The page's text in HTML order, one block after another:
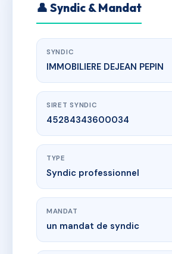
👤 Syndic & Mandat
SYNDIC
IMMOBILIERE DEJEAN PEPIN
SIRET SYNDIC
45284343600034
TYPE
Syndic professionnel
MANDAT
un mandat de syndic